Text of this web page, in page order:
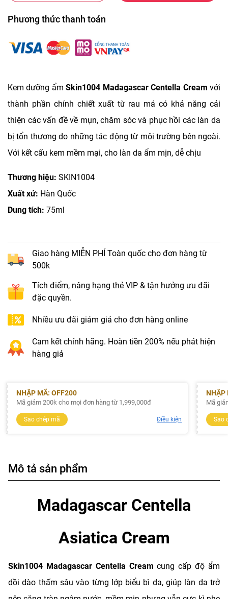
Phương thức thanh toán
Kem dưỡng ẩmSkin1004 Madagascar Centella Cream với
thành phần chính chiết xuất từ rau má có khả năng cải
thiện các vấn đề về mụn, chăm sóc và phục hồi các làn da
bị tổn thương do những tác động từ môi trường bên ngoài.
Với kết cấu kem mềm mại, cho làn da ẩm mịn, dễ chịu
Thương hiệu: SKIN1004
Xuất xứ: Hàn Quốc
Dung tích: 75ml
Giao hàng MIỄN PHÍ Toàn quốc cho đơn hàng từ
500k
Tích điểm, nâng hạng thẻ VIP & tận hưởng ưu đãi
đặc quyền.
Nhiều ưu đãi giảm giá cho đơn hàng online
Cam kết chính hãng. Hoàn tiền 200% nếu phát hiện
hàng giả
NHẬP MÃ: OFF200
Mã giảm 200k cho mọi đơn hàng từ 1,999,000đ
Sao chép mã Điều kiện
NHẬP
Mã
Sao
Mô tả sản phẩm
Madagascar Centella
Asiatica Cream
Skin1004 Madagascar Centella Cream cung cấp độ ẩm
dồi dào thấm sâu vào từng lớp biểu bì da, giúp làn da trở